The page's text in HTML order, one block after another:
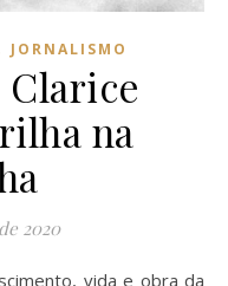
JORNALISMO
Clarice
na
2020